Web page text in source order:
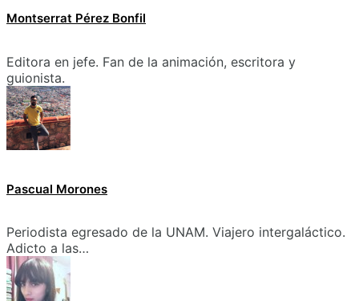
Montserrat Pérez Bonfil
Editora en jefe. Fan de la animación, escritora y
guionista.
Pascual Morones
Periodista egresado de la UNAM. Viajero intergaláctico.
Adicto a las…